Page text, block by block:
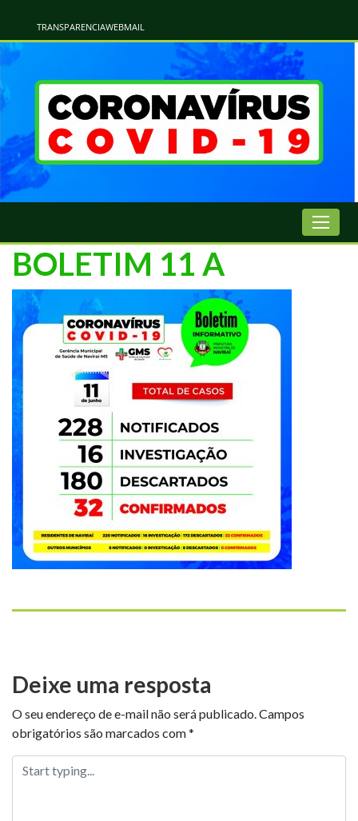
TRANSPARENCIAWEBMAIL
BOLETIM 11 A
Deixe uma resposta
O seu endereço de e-mail não será publicado.Campos
obrigatórios são marcados com*